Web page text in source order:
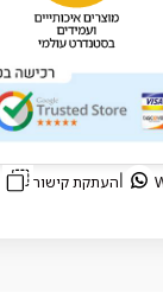
|העתקת קישור